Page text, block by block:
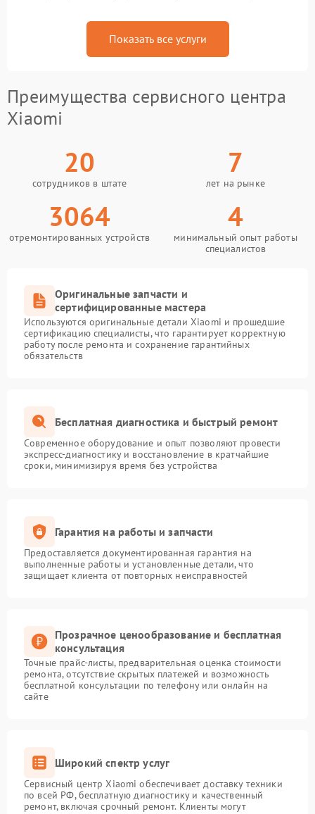
Показать все услуги
Преимущества сервисного центра
Xiaomi
20
сотрудников в штате
7
лет на рынке
3064
отремонтированных устройств
4
минимальный опыт работы
специалистов
Оригинальные запчасти и
сертифицированные мастера
Используются оригинальные детали Xiaomi и прошедшие
сертификацию специалисты, что гарантирует корректную
работу после ремонта и сохранение гарантийных
обязательств
Бесплатная диагностика и быстрый ремонт
Современное оборудование и опыт позволяют провести
экспресс-диагностику и восстановление в кратчайшие
сроки, минимизируя время без устройства
Гарантия на работы и запчасти
Предоставляется документированная гарантия на
выполненные работы и установленные детали, что
защищает клиента от повторных неисправностей
Прозрачное ценообразование и бесплатная
консультация
Точные прайс-листы, предварительная оценка стоимости
ремонта, отсутствие скрытых платежей и возможность
бесплатной консультации по телефону или онлайн на
сайте
Широкий спектр услуг
Сервисный центр Xiaomi обеспечивает доставку техники
по всей РФ, бесплатную диагностику и качественный
ремонт, включая срочный ремонт. Клиенты могут